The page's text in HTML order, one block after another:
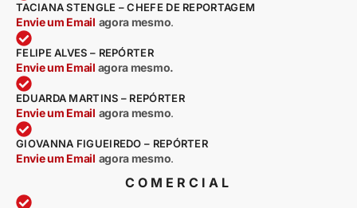
TACIANA STENGLE – CHEFE DE REPORTAGEM
Envie um Email agora mesmo.
FELIPE ALVES – REPÓRTER
Envie um Email agora mesmo.
EDUARDA MARTINS – REPÓRTER
Envie um Email agora mesmo.
GIOVANNA FIGUEIREDO – REPÓRTER
Envie um Email agora mesmo.
COMERCIAL